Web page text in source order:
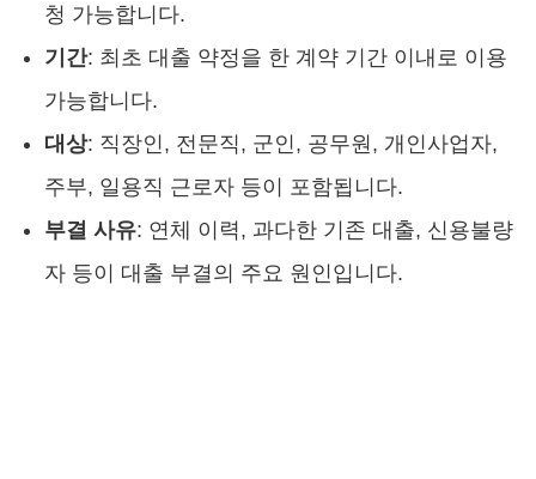
청 가능합니다.
기간: 최초 대출 약정을 한 계약 기간 이내로 이용
가능합니다.
대상: 직장인, 전문직, 군인, 공무원, 개인사업자,
주부, 일용직 근로자 등이 포함됩니다.
부결 사유: 연체 이력, 과다한 기존 대출, 신용불량
자 등이 대출 부결의 주요 원인입니다.